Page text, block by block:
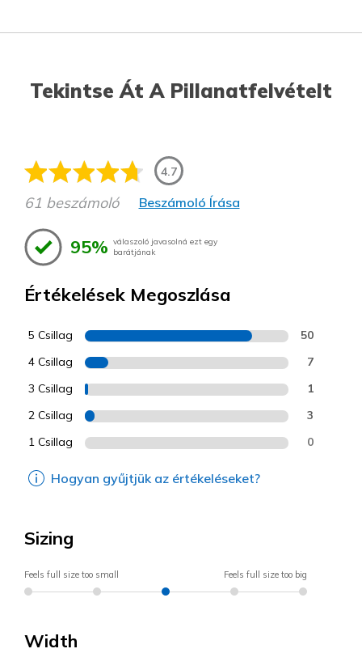
Tekintse Át A Pillanatfelvételt
4.7
61 beszámoló Beszámoló Írása
95% válaszoló javasolná ezt egy
barátjának
Értékelések Megoszlása
5 Csillag 50
4 Csillag 7
3 Csillag 1
2 Csillag 3
1 Csillag 0
Hogyan gyűjtjük az értékeléseket?
Sizing
Feels full size too small Feels full size too big
Width